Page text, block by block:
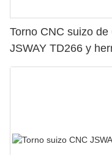
Torno CNC suizo
JSWAY TD266 y